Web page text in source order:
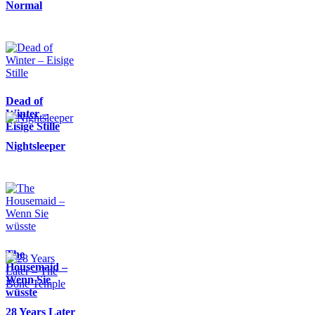
Normal
Dead of
Winter –
Eisige Stille
Nightsleeper
The
Housemaid –
Wenn Sie
wüsste
28 Years Later